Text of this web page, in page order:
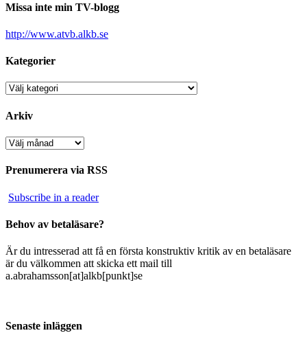
Missa inte min TV-blogg
http://www.atvb.alkb.se
Kategorier
Kategorier
Arkiv
Arkiv
Prenumerera via RSS
Subscribe in a reader
Behov av betaläsare?
Är du intresserad att få en första konstruktiv kritik av en betaläsare
är du välkommen att skicka ett mail till
a.abrahamsson[at]alkb[punkt]se
Senaste inläggen